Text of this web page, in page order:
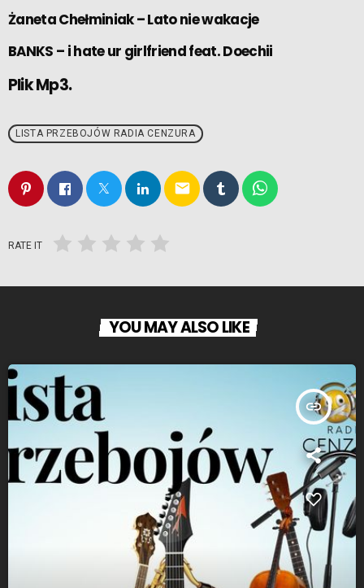
Żaneta Chełminiak – Lato nie wakacje
BANKS – i hate ur girlfriend feat. Doechii
Plik Mp3.
LISTA PRZEBOJÓW RADIA CENZURA
email
RATE IT
YOU MAY ALSO LIKE
insert_link